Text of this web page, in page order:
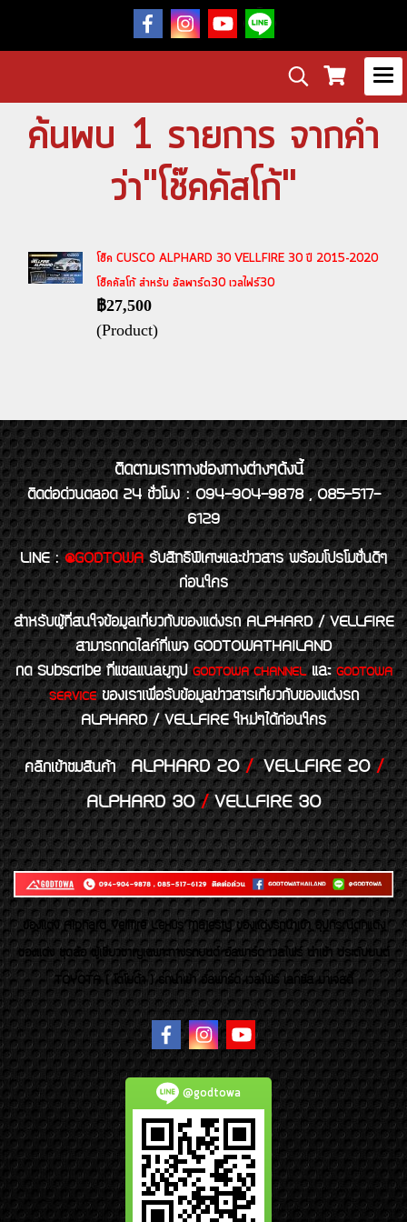
ค้นพบ 1 รายการ จากคำ
ว่า"โช๊คคัสโก้"
โช๊ค CUSCO ALPHARD 30 VELLFIRE 30 ปี 2015-2020
โช๊คคัสโก้ สำหรับ อัลพาร์ด30 เวลไฟร์30
฿27,500
(Product)
ติดตามเราทางช่องทางต่างๆดังนี้
ติดต่อด่วนตลอด 24 ชั่วโมง : 094-904-9878 , 085-517-
6129
LINE : @GODTOWA รับสิทธิพิเศษและข่าวสาร พร้อมโปรโมชั่นดีๆ
ก่อนใคร
สำหรับผู้ที่สนใจข้อมูลเกี่ยวกับของแต่งรถ ALPHARD / VELLFIRE
สามารถกดไลค์ที่เพจ GODTOWATHAILAND
กด Subscribe ที่แชลแนลยูทูปGODTOWA CHANNELและGODTOWA
SERVICEของเราเพื่อรับข้อมูลข่าวสารเกี่ยวกับของแต่งรถ
ALPHARD / VELLFIRE ใหม่ๆได้ก่อนใคร
คลิกเข้าชมสินค้า ALPHARD 20/VELLFIRE 20/
ALPHARD 30/VELLFIRE 30
ของเเต่ง Alphard Vellfire Lexus Majesty ของเเต่งรถนำเข้า อุปกรณ์ตกแต่ง
ของแต่ง ชุดล้อ ผู้เชี่ยวชาญเฉพาะทางรถยนต์ อัลพาร์ด เวลไฟร์ นำเข้า ประดับยนต์
TOYOTA ( โตโยต้า ) รถนำเข้า อัลพาร์ด เวลไฟร์ เลกซัส มาเจสตี้
@godtowa